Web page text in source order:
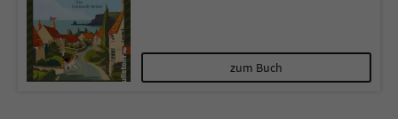
zum Buch